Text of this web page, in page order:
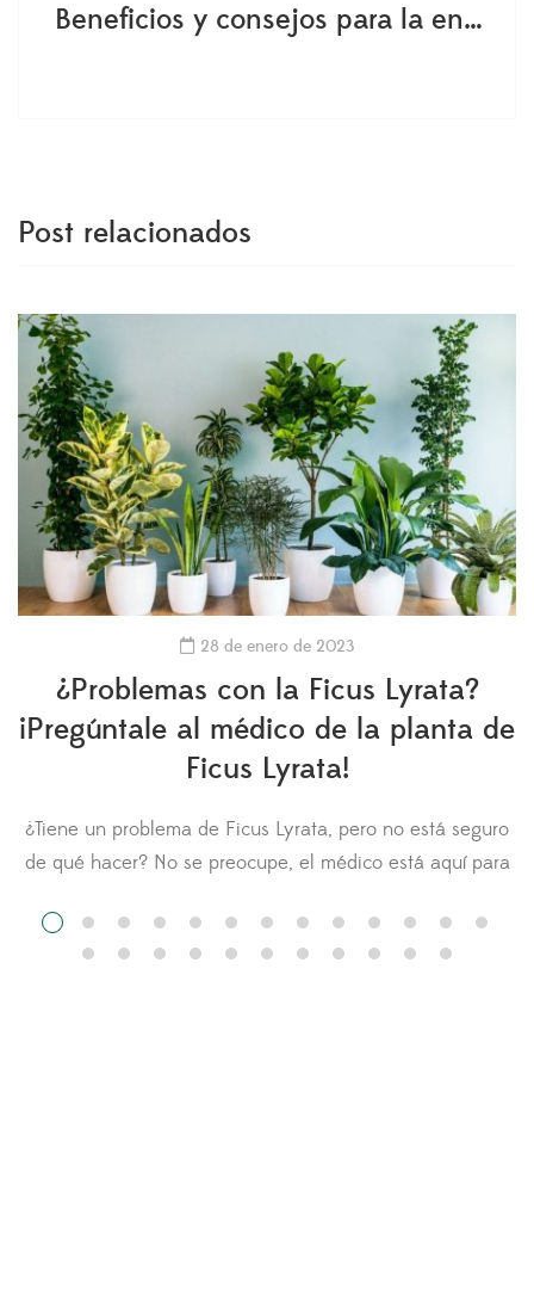
Beneficios y consejos para la entrega de plantas el mismo día
Post relacionados
28 de enero de 2023
¿Problemas con la Ficus Lyrata?
¡Pregúntale al médico de la planta de
Ficus Lyrata!
¿Tiene un problema de Ficus Lyrata, pero no está seguro
de qué hacer? No se preocupe, el médico está aquí para
y cargue fotos de su planta para obtener
recomendaciones. Otros miembros del Fiddle Leaf Fig